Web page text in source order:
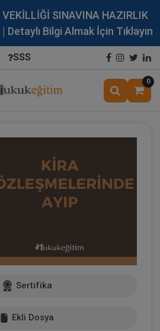
SINAVINA HAZIRLIK
Detaylı Bilgi Almak İçin Tıklayın
SSS
0
Sertifika
Ekli Dosya